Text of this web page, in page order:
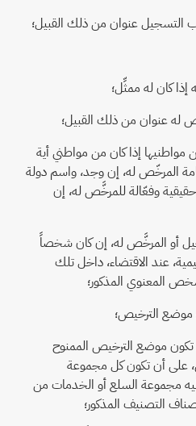
إذا كان من مواطني أية
المرخّص له، إن وجد، واسم دولة
وفعّالة للمرخَّص له، إن
أو المرخَّص له، إن كان شخصاً
عند الاقتضاء، داخل تلك
المعنوي المذكور؛
تكون موضع الترخيص الممنوح
على أن تكون كل مجموعة
مجموعة السلع أو الخدمات من
التصنيف المذكور؛